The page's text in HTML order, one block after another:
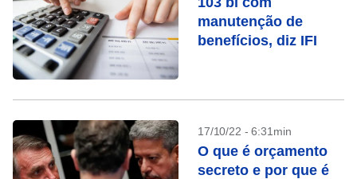
manutenção de
benefícios, diz IFI
17/10/22 - 6:31min
O que é orçamento
secreto e por que é